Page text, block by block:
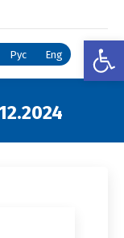
Рус Eng